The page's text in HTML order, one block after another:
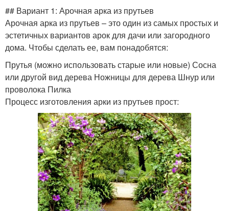
## Вариант 1: Арочная арка из прутьев
Арочная арка из прутьев – это один из самых простых и
эстетичных вариантов арок для дачи или загородного
дома. Чтобы сделать ее, вам понадобятся:
Прутья (можно использовать старые или новые) Сосна
или другой вид дерева Ножницы для дерева Шнур или
проволока Пилка
Процесс изготовления арки из прутьев прост: